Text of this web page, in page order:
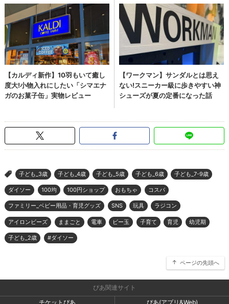
> 子ども_3歳 子ども_4歳 子ども_5歳 子ども_6歳 子ども_7-9歳
ダイソー 100均 100円ショップ おもちゃ コスパ
ファミリー_ベビー用品・育児グッズ SNS 玩具 ラジコン
アイロンビーズ ままごと 電車 ビー玉 子育て 育児 幼児期
子ども_2歳 #ダイソー
ページの先頭へ
ぴあ関連サイト
チケットぴあ
ぴあ(アプリ&Web)